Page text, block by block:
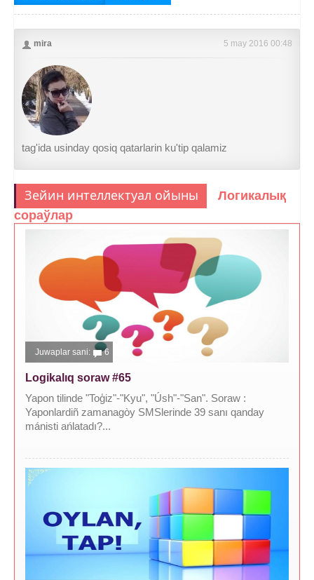
mira 5 may 2016 00:48
tag'ida usinday qosiq qatarlarin ku'tip qalamiz
Зейин интеллектуал ойыны
Логикалық
сораўлар
Juwaplar sani: 6
Logikalıq soraw #65
Yapon tilinde "Toģiz"-"Kyu", "Úsh"-"San". Soraw :
Yaponlardiñ zamanagòy SMSlerinde 39 sanı qanday
mánisti ańlatadı?...